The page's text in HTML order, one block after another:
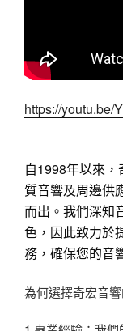
https://youtu.be/
自1998年以來
質音響及周邊供
而出。我們深知
色，因此致力於
務，確保您的音
為何選擇奇宏音